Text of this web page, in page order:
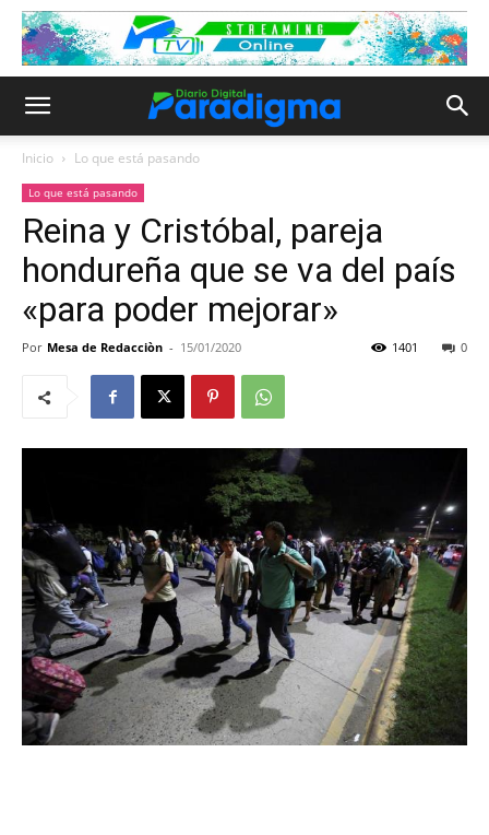
Inicio Lo que está pasando
Lo que está pasando
Reina y Cristóbal, pareja
hondureña que se va del país
«para poder mejorar»
Por Mesa de Redacciòn - 15/01/2020 0
1401